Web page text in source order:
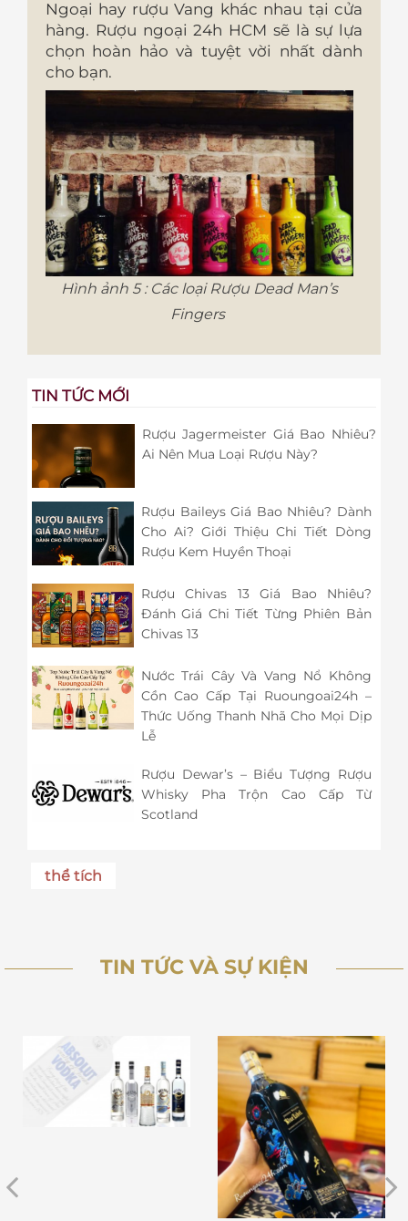
Ngoại hay rượu Vang khác nhau tại cửa
hàng. Rượu ngoại 24h HCM sẽ là sự lựa
chọn hoàn hảo và tuyệt vời nhất dành
cho bạn.
Hình ảnh 5 : Các loại Rượu Dead Man’s
Fingers
TIN TỨC MỚI
Rượu Jagermeister Giá Bao Nhiêu?
Ai Nên Mua Loại Rượu Này?
Rượu Baileys Giá Bao Nhiêu? Dành
Cho Ai? Giới Thiệu Chi Tiết Dòng
Rượu Kem Huyền Thoại
Rượu Chivas 13 Giá Bao Nhiêu?
Đánh Giá Chi Tiết Từng Phiên Bản
Chivas 13
Nước Trái Cây Và Vang Nổ Không
Cồn Cao Cấp Tại Ruoungoai24h –
Thức Uống Thanh Nhã Cho Mọi Dịp
Lễ
Rượu Dewar’s – Biểu Tượng Rượu
Whisky Pha Trộn Cao Cấp Từ
Scotland
thể tích
TIN TỨC VÀ SỰ KIỆN